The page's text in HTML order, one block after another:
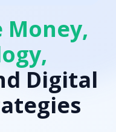
Money,
Digital